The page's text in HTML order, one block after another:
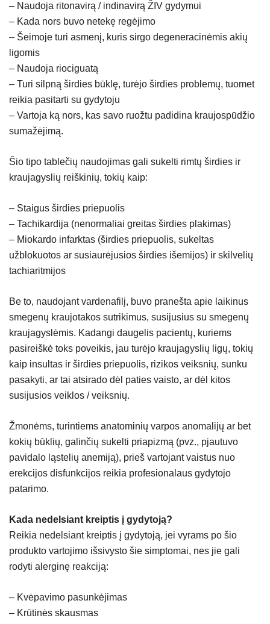
– Naudoja ritonavirą / indinavirą ŽIV gydymui
– Kada nors buvo netekę regėjimo
– Šeimoje turi asmenį, kuris sirgo degeneracinėmis akių
ligomis
– Naudoja riociguatą
– Turi silpną širdies būklę, turėjo širdies problemų, tuomet
reikia pasitarti su gydytoju
– Vartoja ką nors, kas savo ruožtu padidina kraujospūdžio
sumažėjimą.
Šio tipo tablečių naudojimas gali sukelti rimtų širdies ir
kraujagyslių reiškinių, tokių kaip:
– Staigus širdies priepuolis
– Tachikardija (nenormaliai greitas širdies plakimas)
– Miokardo infarktas (širdies priepuolis, sukeltas
užblokuotos ar susiaurėjusios širdies išemijos) ir skilvelių
tachiaritmijos
Be to, naudojant vardenafilį, buvo pranešta apie laikinus
smegenų kraujotakos sutrikimus, susijusius su smegenų
kraujagyslėmis. Kadangi daugelis pacientų, kuriems
pasireiškė toks poveikis, jau turėjo kraujagyslių ligų, tokių
kaip insultas ir širdies priepuolis, rizikos veiksnių, sunku
pasakyti, ar tai atsirado dėl paties vaisto, ar dėl kitos
susijusios veiklos / veiksnių.
Žmonėms, turintiems anatominių varpos anomalijų ar bet
kokių būklių, galinčių sukelti priapizmą (pvz., pjautuvo
pavidalo ląstelių anemiją), prieš vartojant vaistus nuo
erekcijos disfunkcijos reikia profesionalaus gydytojo
patarimo.
Kada nedelsiant kreiptis į gydytoją?
Reikia nedelsiant kreiptis į gydytoją, jei vyrams po šio
produkto vartojimo išsivysto šie simptomai, nes jie gali
rodyti alerginę reakciją:
– Kvėpavimo pasunkėjimas
– Krūtinės skausmas